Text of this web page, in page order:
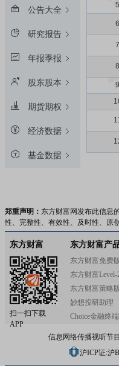
公告大全
研究报告
年报季报
股东股本
期货期权
经济数据
基金数据
5
6
7
8
9
郑重声明： 东方财富网发布此信息
性、完整性、有效性、及时性、原
东方财富
扫一扫下载
APP
东方财富产
东方财富免费
东方财富Level-
东方财富策略
妙想投研助理
Choice金融终端
信息网络传播视听节
沪ICP证:沪